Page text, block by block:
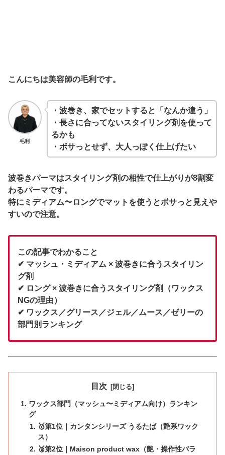
こんにちは美容師の毛利です。
毛利
・波巻き、家でセットすると「なんか違う」
・長さに合ってないスタイリング剤を使って
るかも
・ボサっとせず、大人っぽく仕上げたい
波巻きパーマはスタイリング剤の相性で仕上がりが8割変
わるパーマです。
特に ミディアム〜ロングでマットを使うとボサっと見えや
すいので注意。
この記事でわかること
✔ マッシュ・ミディアム × 波巻きに合うスタイリン
グ剤
✔ ロング × 波巻きに合うスタイリング剤（ワックス
NGの理由）
✔ ワックス／グリース／ジェル／ムース／ゼリーの
部門別ランキング
目次
ワックス部門（マッシュ〜ミディアム向け）ランキン
グ
🥇第1位｜カンタンシリーズ うるたば（艶系ワック
ス）
🥈第2位｜Maison product wax（艶・操作性バラ